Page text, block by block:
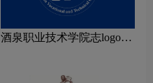
酒泉职业技术学院志logo图